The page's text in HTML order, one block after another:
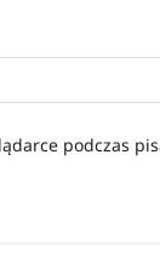
podczas